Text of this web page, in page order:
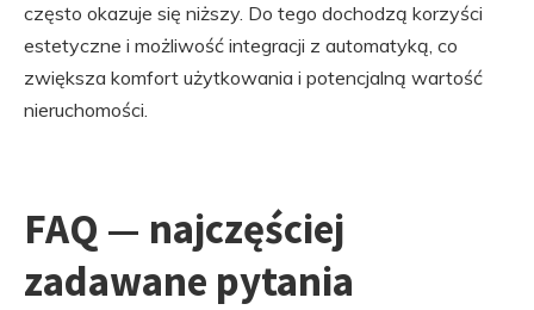
często okazuje się niższy. Do tego dochodzą korzyści
estetyczne i możliwość integracji z automatyką, co
zwiększa komfort użytkowania i potencjalną wartość
nieruchomości.
FAQ — najczęściej
zadawane pytania